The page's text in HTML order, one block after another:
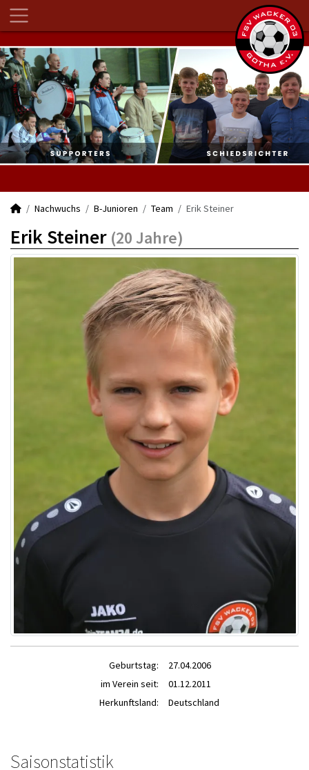
Nachwuchs B-Junioren Team Erik Steiner
Erik Steiner (20 Jahre)
Geburtstag:
27.04.2006
im Verein seit:
01.12.2011
Herkunftsland:
Deutschland
Saisonstatistik